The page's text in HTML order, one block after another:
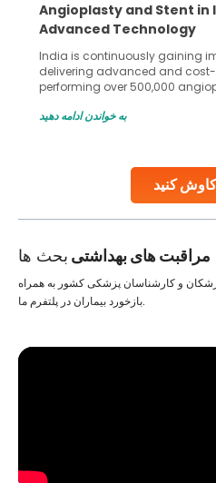
کنید
5 Essential Steps for
Collection and
Human sperm collection and
in advanced reproductive
Fertilization (IVF) and
challenges and help couples
collected, they process the
به خواندن ادامه دهید
مراقبت های بهداشتی بحث ها
و کارشناسان پزشکی کشور به همراه
بازخورد بیماران در پلتفرم ما.